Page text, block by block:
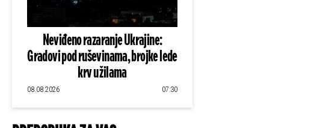
Neviđeno razaranje Ukrajine:
Gradovi pod ruševinama, brojke lede
krv u žilama
08.08.2026 07:30